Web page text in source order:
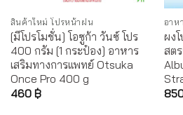
สินค้าใหม่ โปรหน้าฝน
[มีโปรโมชั่น] โอซูก้า วันซ์ โปร
400 กรัม [1 กระป๋อง] อาหาร
เสริมทางการแพทย์ Otsuka
Once Pro 400 g
460 ฿
อาห
ผง
สต